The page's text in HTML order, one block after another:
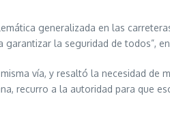
generalizada en las
la seguridad de todos”,
vía, y resaltó la necesidad de
recurro a la autoridad para que